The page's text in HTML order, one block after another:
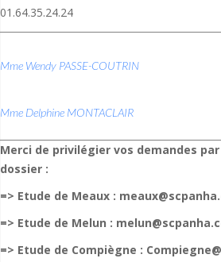
01.64.35.24.24
Mme Wendy PASSE-COUTRIN
Mme Delphine MONTACLAIR
Merci de privilégier vos demandes
dossier :
=> Etude de Meaux :
=> Etude de Melun :
=> Etude de Compiègne :